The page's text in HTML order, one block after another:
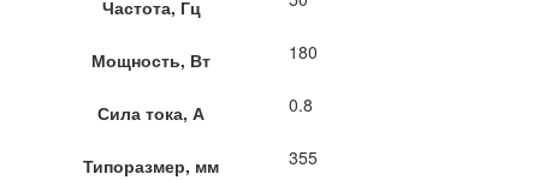
Частота, Гц
Мощность, Вт 180
Сила тока, А 0.8
Типоразмер, мм 355